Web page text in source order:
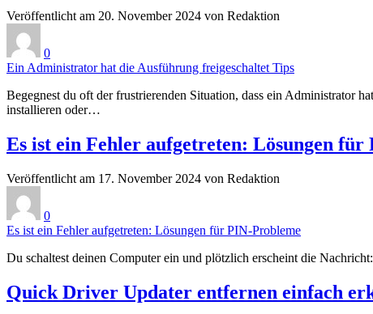
Veröffentlicht am 20. November 2024 von Redaktion
0
Ein Administrator hat die Ausführung freigeschaltet Tips
Begegnest du oft der frustrierenden Situation, dass ein Administrator
installieren oder…
Es ist ein Fehler aufgetreten: Lösungen für
Veröffentlicht am 17. November 2024 von Redaktion
0
Es ist ein Fehler aufgetreten: Lösungen für PIN-Probleme
Du schaltest deinen Computer ein und plötzlich erscheint die
Quick Driver Updater entfernen einfach